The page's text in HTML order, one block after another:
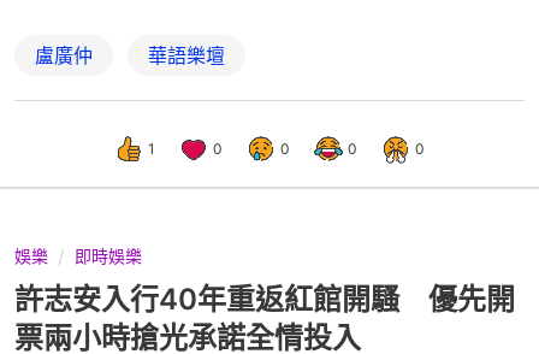
盧廣仲 華語樂壇
1 0 0 0 0
娛樂 即時娛樂
許志安入行40年重返紅館開騷 優先開
票兩小時搶光承諾全情投入